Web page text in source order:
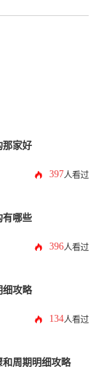
那家好
397人看过
有哪些
396人看过
细攻略
134人看过
周期明细攻略